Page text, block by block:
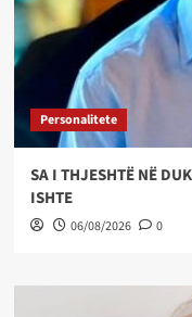
Personalitete
SA I THJESHTË NË
ISHTE
06/08/2026 0